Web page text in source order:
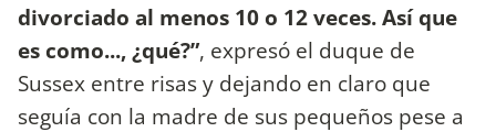
divorciado al menos 10 o 12 veces. Así que
es como..., ¿qué?”, expresó el duque de
Sussex entre risas y dejando en claro que
seguía con la madre de sus pequeños pese a